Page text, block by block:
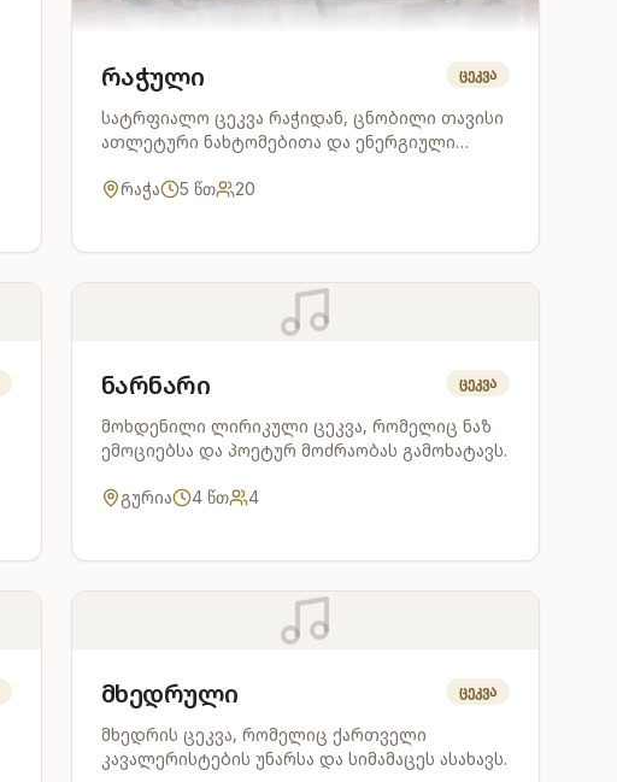
რაჭული ცეკვა
სატრფიალო ცეკვა რაჭიდან, ცნობილი თავისი
ათლეტური ნახტომებითა და ენერგიული
რაჭა
5 წთ 20
ნარნარი ცეკვა
მოხდენილი ლირიკული ცეკვა, რომელიც ნაზ
ემოციებსა და პოეტურ მოძრაობას გამოხატავს.
გურია 4 წთ 4
მხედრული ცეკვა
მხედრის ცეკვა, რომელიც ქართველი
კავალერისტების უნარსა და სიმამაცეს ასახავს.